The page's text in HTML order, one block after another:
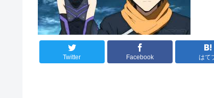
Twitter Facebook はて